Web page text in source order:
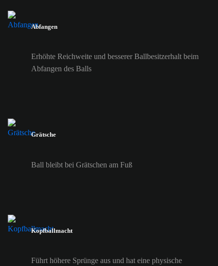
Abfangen
Erhöhte Reichweite und besserer Ballbesitzerhalt beim
Abfangen des Balls
Grätsche
Ball bleibt bei Grätschen am Fuß
Kopfballmacht
Führt höhere Sprünge aus und hat eine physische